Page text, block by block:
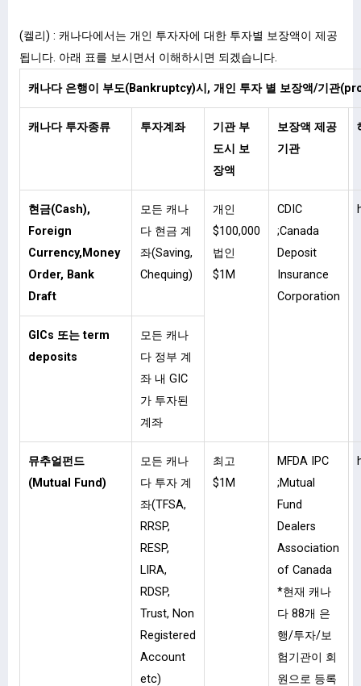
(켈리) : 캐나다에서는 개인 투자자에 대한 투자별 보장액이 제공
됩니다. 아래 표를 보시면서 이해하시면 되겠습니다.
캐나다 은행이 부도(Bankruptcy)시, 개인 투자 별 보장액/기관
캐나다 투자종류 투자계좌
기관 부
도시 보
장액
보장액 제공
기관
현금(Cash),
Foreign
Currency,Money
Order, Bank
Draft
모든 캐나
다 현금 계
좌(Saving,
Chequing)
개인
$100,000
법인
$1M
CDIC
;Canada
Deposit
Insurance
Corporation
GICs 또는 term
deposits
모든 캐나
다 정부 계
좌 내 GIC
가 투자된
계좌
뮤추얼펀드
(Mutual Fund)
모든 캐나
다 투자 계
좌(TFSA,
RRSP,
RESP,
LIRA,
RDSP,
Trust, Non
Registered
Account
etc)
최고
$1M
MFDA IPC
;Mutual
Fund
Dealers
Association
of Canada
*현재 캐나
다 88개 은
행/투자/보
험기관이 회
원으로 등록